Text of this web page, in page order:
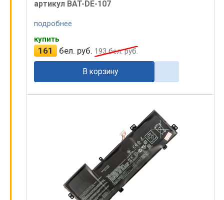
артикул BAT-DE-107
подробнее
купить
161 бел. руб. 193бел. руб.
В корзину